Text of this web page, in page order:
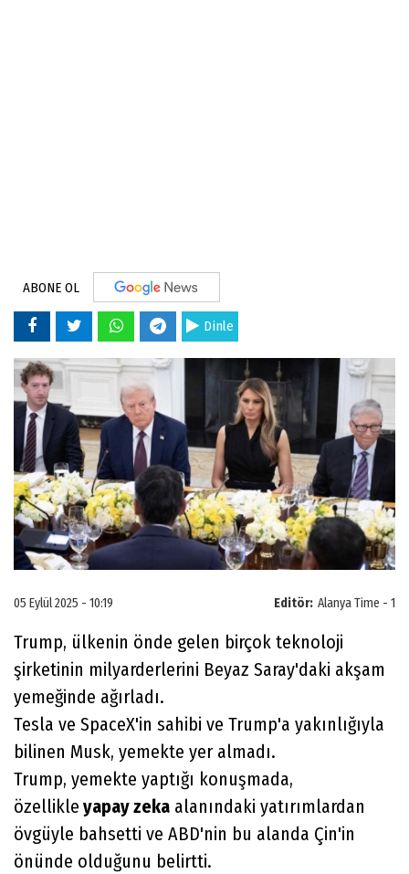
ABONE OL
Dinle
Editör: Alanya Time - 1
05 Eylül 2025 - 10:19
Trump, ülkenin önde gelen birçok teknoloji
şirketinin milyarderlerini Beyaz Saray'daki akşam
yemeğinde ağırladı.
Tesla ve SpaceX'in sahibi ve Trump'a yakınlığıyla
bilinen Musk, yemekte yer almadı.
Trump, yemekte yaptığı konuşmada,
özellikle yapay zeka alanındaki yatırımlardan
övgüyle bahsetti ve ABD'nin bu alanda Çin'in
önünde olduğunu belirtti.